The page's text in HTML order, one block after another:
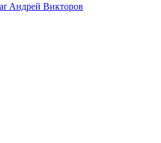
Андрей Викторов